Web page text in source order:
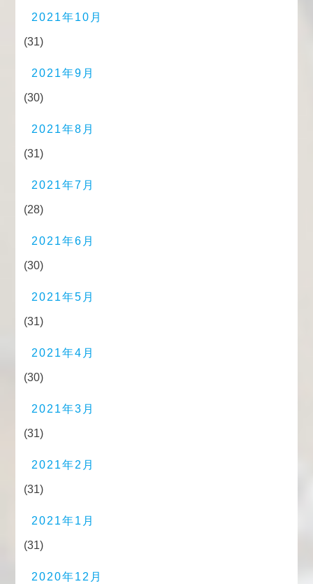
2021年10月
(31)
2021年9月
(30)
2021年8月
(31)
2021年7月
(28)
2021年6月
(30)
2021年5月
(31)
2021年4月
(30)
2021年3月
(31)
2021年2月
(31)
2021年1月
(31)
2020年12月